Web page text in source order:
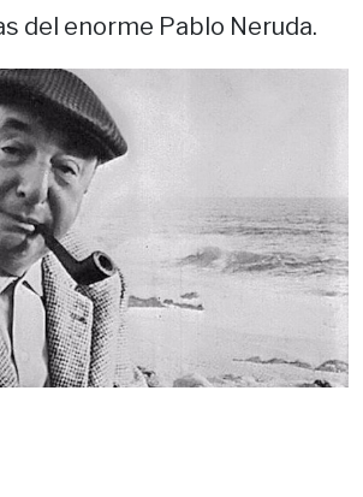
del enorme Pablo Neruda.